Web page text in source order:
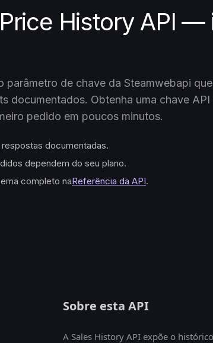
History API —
parâmetro de chave da Steamwebapi
documentados. Obtenha uma chave API
pedido em poucos minutos.
documentadas.
dependem do seu plano.
completo naReferência da API.
Sobre esta API
A Sales History API expõe o